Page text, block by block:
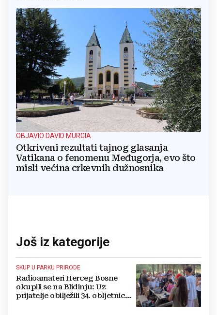
OBJAVIO DAVID MURGIA
Otkriveni rezultati tajnog glasanja
Vatikana o fenomenu Međugorja, evo što
misli većina crkevnih dužnosnika
Još iz kategorije
SKUP U PARKU PRIRODE
Radioamateri Herceg Bosne
okupili se na Blidinju: Uz
prijatelje obilježili 34. obljetnicu